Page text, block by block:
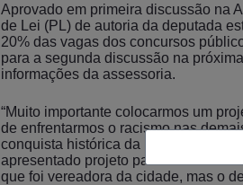
Aprovado em primeira discussão na
de Lei (PL) de autoria da deputada
20% das vagas dos concursos
para a segunda discussão na
informações da assessoria.
“Muito importante colocarmos um
de enfrentarmos o racismo nas
conquista histórica da luta
apresentado projeto para cotas
que foi vereadora da cidade, mas o